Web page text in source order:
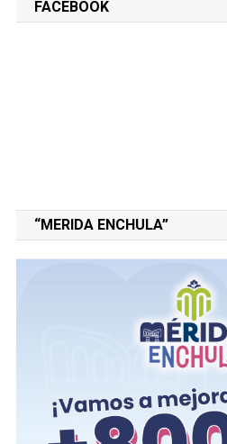
FACEBOOK
“MERIDA ENCHULA”